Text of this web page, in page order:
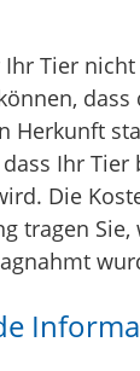
Ihr Tier
dass
Herkunft
Ihr Tier
Die
tragen Sie,